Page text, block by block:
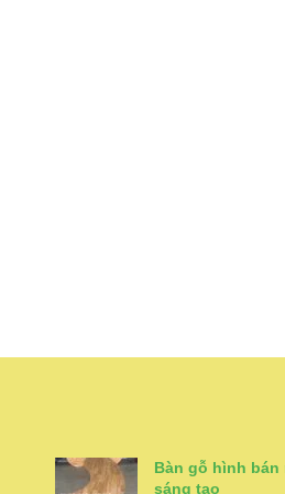
Bàn gỗ hình bán
sáng tạo